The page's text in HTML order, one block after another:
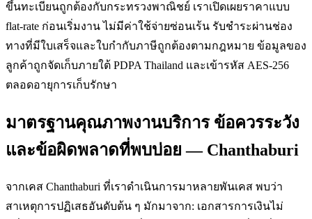
ขึ้นทะเบียนถูกต้องกับกระทรวงพาณิชย์ เราเปิดเผยราคาแบบ
flat-rate ก่อนเริ่มงาน ไม่มีค่าใช้จ่ายซ่อนเร้น รับชำระผ่านช่อง
ทางที่มีใบเสร็จและใบกำกับภาษีถูกต้องตามกฎหมาย ข้อมูลของ
ลูกค้าถูกจัดเก็บภายใต้ PDPA Thailand และเข้ารหัส AES-256
ตลอดอายุการเก็บรักษา
มาตรฐานคุณภาพงานบริการ ข้อควรระวัง
และข้อผิดพลาดที่พบบ่อย — Chanthaburi
จากเคส Chanthaburi ที่เราดำเนินการมาหลายพันเคส พบว่า
สาเหตุการปฏิเสธอันดับต้น ๆ มักมาจาก: เอกสารการเงินไม่